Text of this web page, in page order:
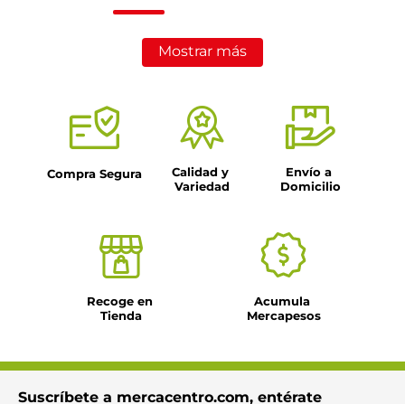
Mostrar más
Compra Segura
Calidad y
Variedad
Envío a
Domicilio
Recoge en
Tienda
Acumula
Mercapesos
Suscríbete a mercacentro.com, entérate